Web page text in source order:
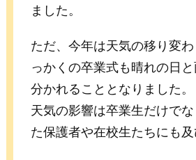
ました。
ただ、今年は天気の移り変
っかくの卒業式も晴れの日
分かれることとなりました。
天気の影響は卒業生だけで
た保護者や在校生たちにも及